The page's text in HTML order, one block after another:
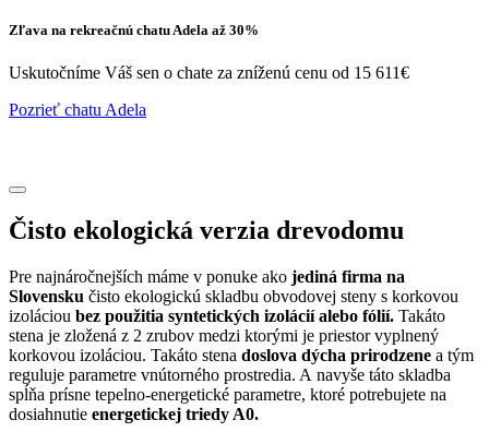
Zľava na rekreačnú chatu Adela až 30%
Uskutočníme Váš sen o chate za zníženú cenu od 15 611€
Pozrieť chatu Adela
Čisto ekologická verzia drevodomu
Pre najnáročnejších máme v ponuke ako jediná firma na
Slovensku čisto ekologickú skladbu obvodovej steny s korkovou
izoláciou bez použitia syntetických izolácií alebo fólií. Takáto
stena je zložená z 2 zrubov medzi ktorými je priestor vyplnený
korkovou izoláciou. Takáto stena doslova dýcha prirodzene a tým
reguluje parametre vnútorného prostredia. A navyše táto skladba
spĺňa prísne tepelno-energetické parametre, ktoré potrebujete na
dosiahnutie energetickej triedy A0.